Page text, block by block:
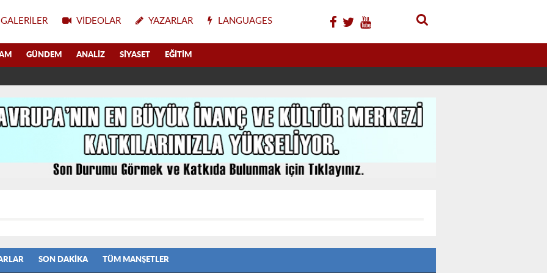
VIDEOLAR YAZARLAR LANGUAGES
GÜNDEM ANALIZ SIYASET EĞITIM
SON DAKIKA TÜM MANŞETLER